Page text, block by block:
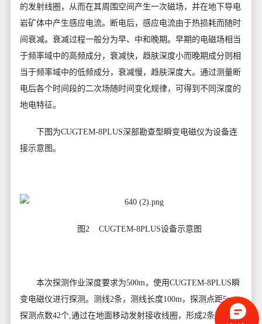
的发射线圈，从而在其周围空间产生一次磁场，并在地下导电
岩矿体中产生感应电流。断电后，感应电流由于热损耗而随时
间衰减。衰减过程一般分为早、中和晚期。早期的电磁场相当
于频率域中的高频成分，衰减快，趋肤深度小而晚期成分则相
当于频率域中的低频成分，衰减慢，趋肤深度大。通过测量断
电后各个时间段的二次场随时间变化规律，可得到不同深度的
地电特征。
下图为CUGTEM-8PLUS深部勘查型瞬变电磁仪为设备连
接示意图。
图2 CUGTEM-8PLUS设备示意图
本次探测作业深度要求为500m，使用CUGTEM-8PLUS瞬
变电磁仪进行探测。测线2条，测线长度100m，探测点距5m，
探测点数42个,通过在地面移动发射接收线圈，形成2条超前探